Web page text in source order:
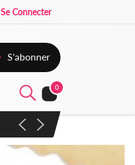
Se Connecter
S'abonner
0